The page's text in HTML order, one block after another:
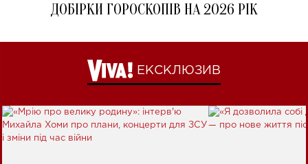
ДОБІРКИ ГОРОСКОПІВ НА 2026 РІК
ЕКСКЛЮЗИВ